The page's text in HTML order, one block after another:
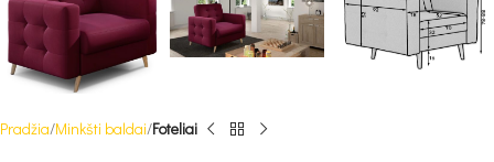
Pradžia Minkšti baldai Foteliai